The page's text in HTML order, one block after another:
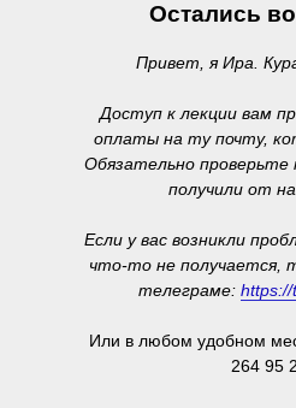
Остались
Привет, я Ира.
Доступ к лекции вам
оплаты на ту почту,
Обязательно проверьте
получили от
Если у вас возникли
что-то не получается,
телеграме: https://
Или в любом удобном
264 95